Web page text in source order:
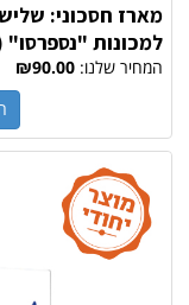
מארז חסכוני:
למכונות
המחיר שלנו: ₪90.00